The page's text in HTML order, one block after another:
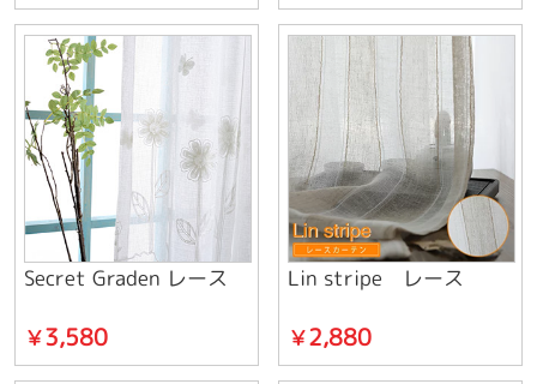
Secret Graden レース
￥3,580
Lin stripe レース
￥2,880